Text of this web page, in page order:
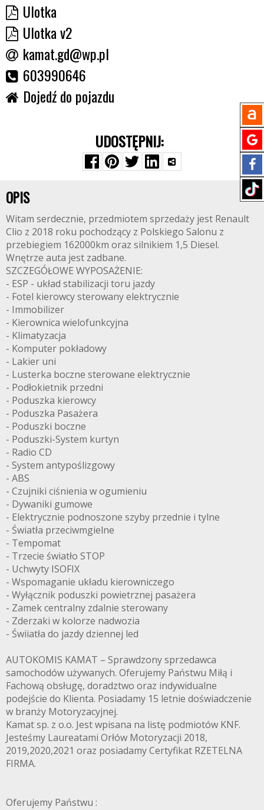
Ulotka
Ulotka v2
kamat.gd@wp.pl
603990646
Dojedź do pojazdu
UDOSTĘPNIJ:
OPIS
Witam serdecznie, przedmiotem sprzedaży jest Renault
Clio z 2018 roku pochodzący z Polskiego Salonu z
przebiegiem 162000km oraz silnikiem 1,5 Diesel.
Wnętrze auta jest zadbane.
SZCZEGÓŁOWE WYPOSAŻENIE:
- ESP - układ stabilizacji toru jazdy
- Fotel kierowcy sterowany elektrycznie
- Immobilizer
- Kierownica wielofunkcyjna
- Klimatyzacja
- Komputer pokładowy
- Lakier uni
- Lusterka boczne sterowane elektrycznie
- Podłokietnik przedni
- Poduszka kierowcy
- Poduszka Pasażera
- Poduszki boczne
- Poduszki-System kurtyn
- Radio CD
- System antypoślizgowy
- ABS
- Czujniki ciśnienia w ogumieniu
- Dywaniki gumowe
- Elektrycznie podnoszone szyby przednie i tylne
- Światła przeciwmgielne
- Tempomat
- Trzecie światło STOP
- Uchwyty ISOFIX
- Wspomaganie układu kierowniczego
- Wyłącznik poduszki powietrznej pasażera
- Zamek centralny zdalnie sterowany
- Zderzaki w kolorze nadwozia
- Świiatła do jazdy dziennej led
AUTOKOMIS KAMAT – Sprawdzony sprzedawca
samochodów używanych. Oferujemy Państwu Miłą i
Fachową obsługę, doradztwo oraz indywidualne
podejście do Klienta. Posiadamy 15 letnie doświadczenie
w branży Motoryzacyjnej.
Kamat sp. z o.o. Jest wpisana na listę podmiotów KNF.
Jesteśmy Laureatami Orłów Motoryzacji 2018,
2019,2020,2021 oraz posiadamy Certyfikat RZETELNA
FIRMA.
Oferujemy Państwu :